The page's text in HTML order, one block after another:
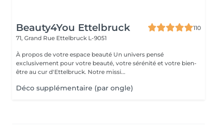
Beauty4You Ettelbruck
110
71, Grand Rue Ettelbruck L-9051
À propos de votre espace beauté Un univers pensé
exclusivement pour votre beauté, votre sérénité et votre bien-
être au cur d'Ettelbruck. Notre missi...
Déco supplémentaire (par ongle)